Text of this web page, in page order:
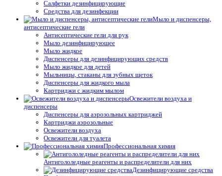
Салфетки дезинфицирующие
Средства для дезинфекции
Мыло и диспенсеры,
антисептические гели
Антисептические гели для рук
Мыло дезинфицирующее
Мыло жидкое
Диспенсеры для дезинфицирующих средств
Мыло жидкое для детей
Мыльницы, стаканы для зубных щеток
Диспенсеры для жидкого мыла
Картриджи с жидким мылом
Освежители воздуха и
диспенсеры
Диспенсеры для аэрозольных картриджей
Картриджи аэрозольные
Освежители воздуха
Освежители для туалета
Профессиональная химия
Антигололедные реагенты и распределители для них
Дезинфицирующие средства